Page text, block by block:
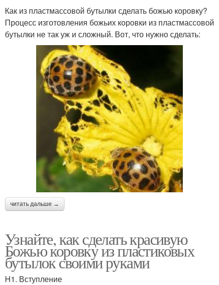
Как из пластмассовой бутылки сделать божью коровку?
Процесс изготовления божьих коровки из пластмассовой
бутылки не так уж и сложный. Вот, что нужно сделать:
читать дальше →
Узнайте, как сделать красивую
Божью коровку из пластиковых
бутылок своими руками
H1. Вступление